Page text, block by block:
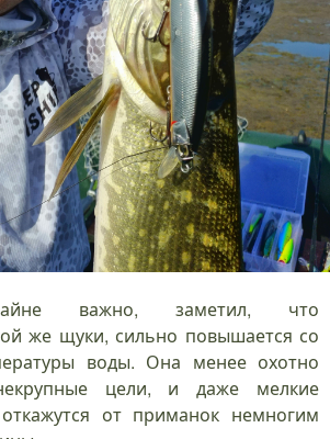
важно, заметил, что
же щуки, сильно повышается со
воды. Она менее охотно
цели, и даже мелкие
от приманок немногим